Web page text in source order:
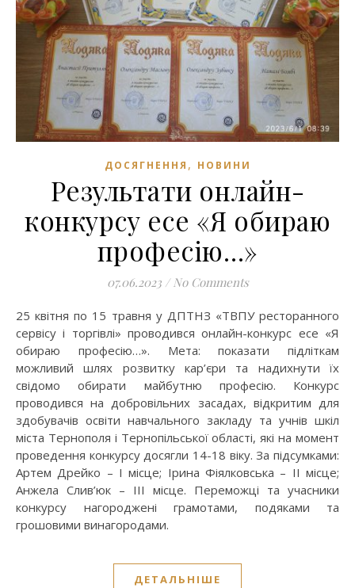
ДОСЯГНЕННЯ , НОВИНИ
Результати онлайн-
конкурсу есе «Я обираю
професію…»
07.06.2023 / No Comments
25 квітня по 15 травня у ДПТНЗ «ТВПУ ресторанного
сервісу і торгівлі» проводився онлайн-конкурс есе «Я
обираю професію…». Мета: показати підліткам
можливий шлях розвитку кар’єри та надихнути їх
свідомо обирати майбутню професію. Конкурс
проводився на добровільних засадах, відкритим для
здобувачів освіти навчального закладу та учнів шкіл
міста Тернополя і Тернопільської області, які на момент
проведення конкурсу досягли 14-18 віку. За підсумками:
Артем Дрейко – І місце; Ірина Фіялковська – ІІ місце;
Анжела Слив’юк – ІІІ місце. Переможці та учасники
конкурсу нагороджені грамотами, подяками та
грошовими винагородами.
ДЕТАЛЬНІШЕ